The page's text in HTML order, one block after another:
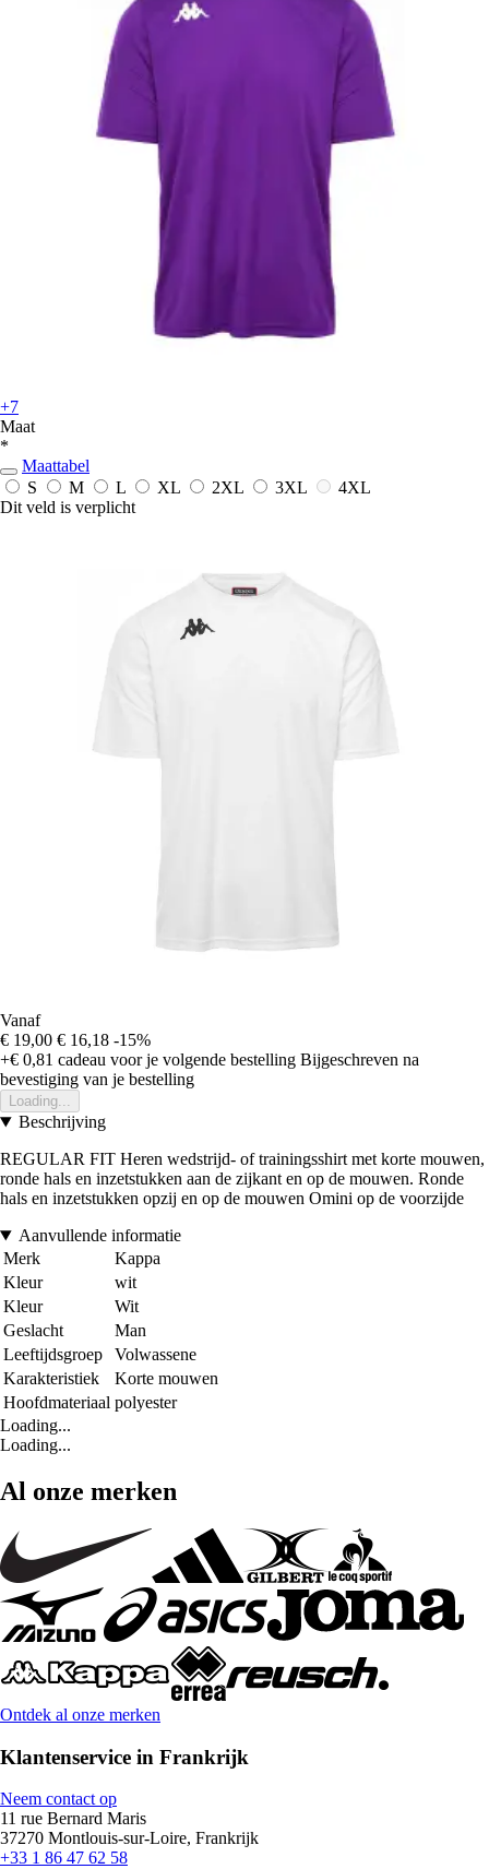
+7
Maat
*
Maattabel
S
M L XL 2XL 3XL
4XL
Dit veld is verplicht
Vanaf
€ 19,00 € 16,18 -15%
+€ 0,81 cadeau voor je volgende bestelling Bijgeschreven na
bevestiging van je bestelling
Loading...
Beschrijving
REGULAR FIT Heren wedstrijd- of trainingsshirt met korte mouwen,
ronde hals en inzetstukken aan de zijkant en op de mouwen. Ronde
hals en inzetstukken opzij en op de mouwen Omini op de voorzijde
Aanvullende informatie
Merk
Kappa
Kleur
wit
Kleur
Wit
Geslacht
Man
Leeftijdsgroep
Volwassene
Karakteristiek
Korte mouwen
Hoofdmateriaal polyester
Loading...
Loading...
Al onze merken
Ontdek al onze merken
Klantenservice in Frankrijk
Neem contact op
11 rue Bernard Maris
37270 Montlouis-sur-Loire, Frankrijk
+33 1 86 47 62 58